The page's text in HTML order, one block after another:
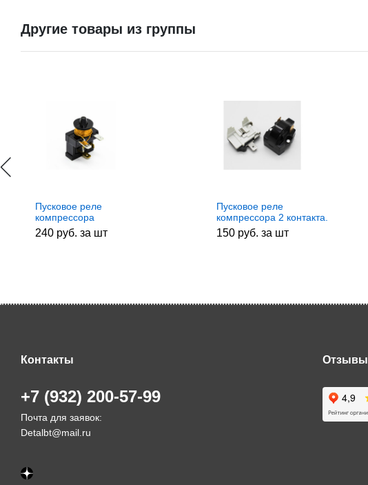
Другие товары из группы
Пусковое реле
компрессора
холодильника 117U6005
ASPERA. HL031
240 руб. за шт
Пусковое реле
компрессора 2 контакта.
HL117
150 руб. за шт
Контакты
+7 (932) 200-57-99
Почта для заявок:
Detalbt@mail.ru
Отзывы